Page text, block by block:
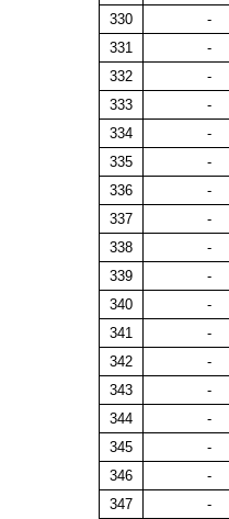
330
-
331
-
332
-
333
-
334
-
335
-
336
-
337
-
338
-
339
-
340
-
341
-
342
-
343
-
344
-
345
-
346
-
347
-